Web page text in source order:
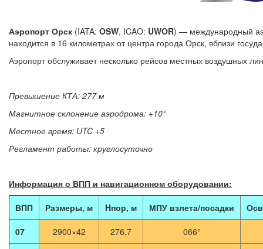
Аэропорт Орск (IATA: OSW, ICAO: UWOR) — международный
находится в 16 километрах от центра города Орск, вблизи
Аэропорт обслуживает несколько рейсов местных воздушных
Превышение КТА: 277 м
Магнитное склонение аэродрома: +10°
Местное время: UTC +5
Регламент работы: круглосуточно
Информация о ВПП и навигационном оборудовании:
ВПП Размеры, м Hпор, м МПУ взлета/посадки
07 2900×42 276,7 066°